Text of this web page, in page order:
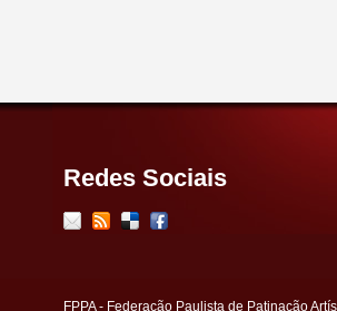
Redes Sociais
FPPA - Federação Paulista de Patinação